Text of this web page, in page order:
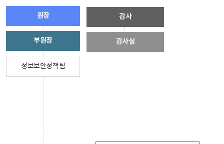
원장
부원장
정보보안정책팀
감사
감사실